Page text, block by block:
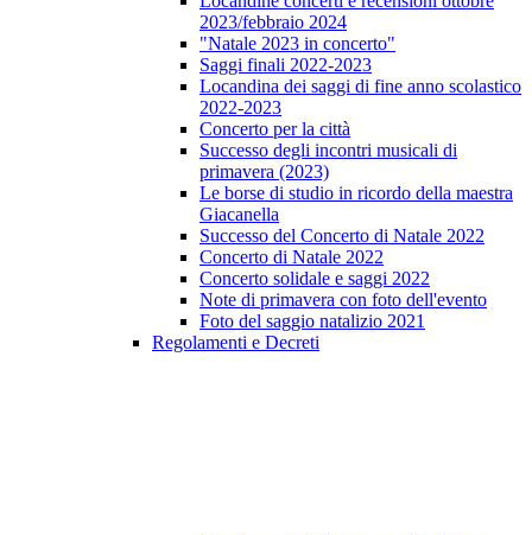
2023/febbraio 2024
"Natale 2023 in concerto"
Saggi finali 2022-2023
Locandina dei saggi di fine anno scolastico
2022-2023
Concerto per la città
Successo degli incontri musicali di
primavera (2023)
Le borse di studio in ricordo della maestra
Giacanella
Successo del Concerto di Natale 2022
Concerto di Natale 2022
Concerto solidale e saggi 2022
Note di primavera con foto dell'evento
Foto del saggio natalizio 2021
Regolamenti e Decreti